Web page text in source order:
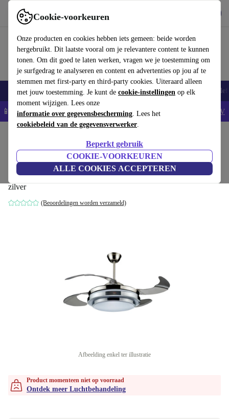
Cookie-voorkeuren
Onze producten en cookies hebben iets gemeen: beide worden
hergebruikt. Dit laatste vooral om je relevantere content te kunnen
tonen. Om dit goed te laten werken, vragen we je toestemming om
je surfgedrag te analyseren en content en advertenties op jou af te
stemmen met first-party en third-party cookies. Uiteraard alleen
met jouw toestemming. Je kunt de cookie-instellingen op elk
moment wijzigen. Lees onze
informatie over gegevensbescherming. Lees het
cookiebeleid van de gegevensverwerker.
Beperkt gebruik
COOKIE-VOORKEUREN
ALLE COOKIES ACCEPTEREN
Gebruik refurbed snel en eenvoudig
Smartphones Laptops Tablets Smartwatches Accessoires
📱5% EXTRA korting op alle iPhones – Code: IPHONEDEAL - AV
DCG VECRD47TL Plafondventilator met
licht
zilver
(Beoordelingen worden verzameld)
Afbeelding enkel ter illustratie
Product momenteen niet op voorraad
Ontdek meer Luchtbehandeling